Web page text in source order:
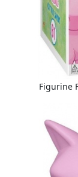
Figurine